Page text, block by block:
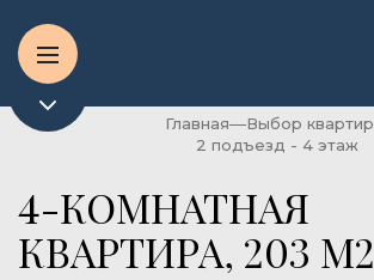
Главная
Выбор квартир
2 подъезд - 4 этаж
4-КОМНАТНАЯ
КВАРТИРА, 203 М2